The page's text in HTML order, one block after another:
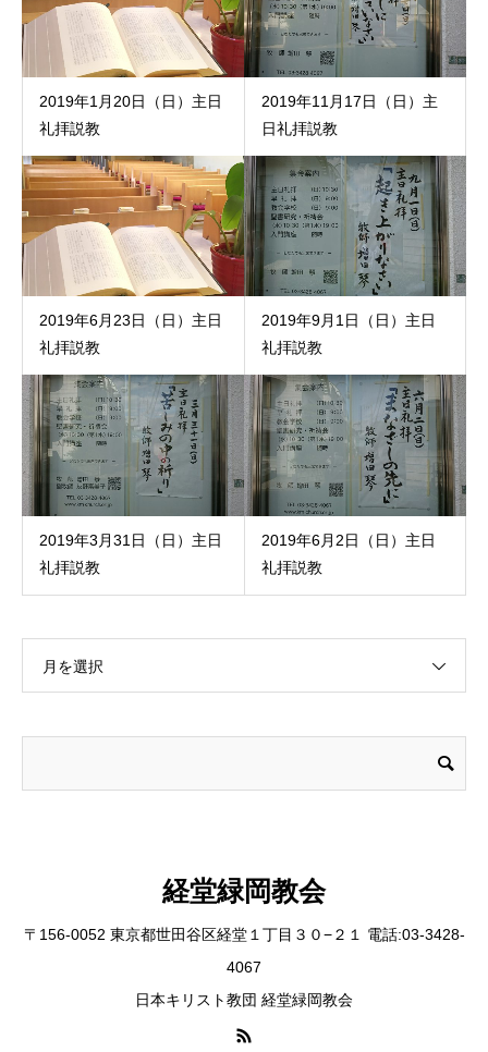
2019年1月20日（日）主日
礼拝説教
2019年11月17日（日）主
日礼拝説教
2019年6月23日（日）主日
礼拝説教
2019年9月1日（日）主日
礼拝説教
2019年3月31日（日）主日
礼拝説教
2019年6月2日（日）主日
礼拝説教
月を選択
経堂緑岡教会
〒156-0052 東京都世田谷区経堂１丁目３０−２１ 電話:03-3428-
4067
日本キリスト教団 経堂緑岡教会